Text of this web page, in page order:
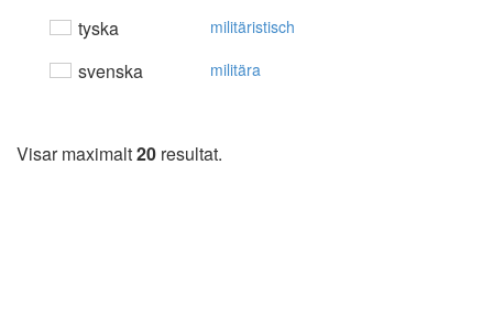
tyska militäristisch
svenska militära
Visar maximalt20 resultat.